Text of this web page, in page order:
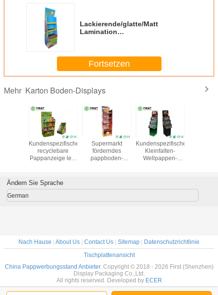
Lackierende/glatte/Matt
Lamination
Fortsetzen
Mehr Karton Boden-Displays
Anzeige
Kundenspezifische
recyclebare
Pappanzeige legt
Kleinförderung
beiseite
Supermarkt
förderndes
pappboden-
Logo
Kundenspezifisches
Kleinfalten-
Wellpappen-
für
Ändern Sie Sprache
German
Nach Hause About Us Contact Us Sitemap
Datenschutzrichtlinie
Tischplattenansicht
China Pappwerbungsstand Anbieter. Copyright © 2018 - 2026 First (Shenzhen)
Display Packaging Co.,Ltd.
All rights reserved. Developed by ECER